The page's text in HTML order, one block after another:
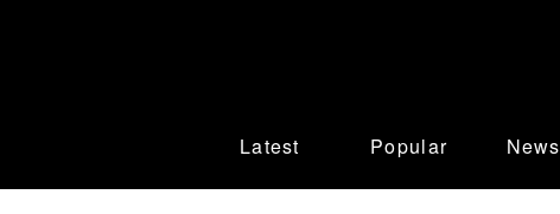
Latest Popular News